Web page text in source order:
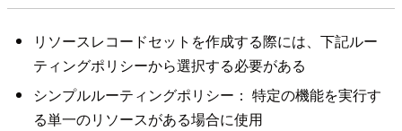
リソースレコードセットを作成する際には、下記ルー
ティングポリシーから選択する必要がある
シンプルルーティングポリシー： 特定の機能を実行す
る単一のリソースがある場合に使用